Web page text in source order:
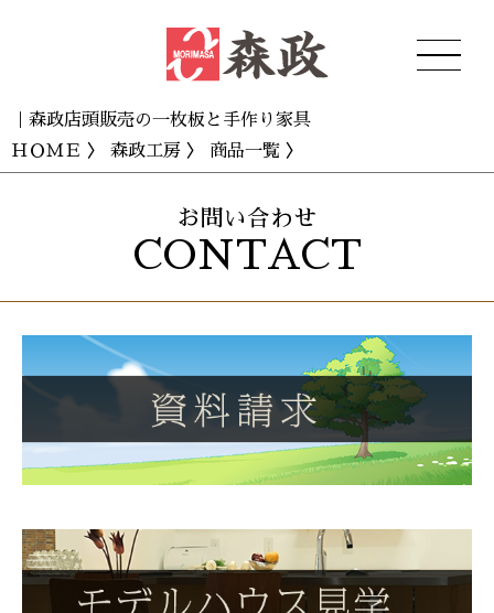
｜森政店頭販売の一枚板と手作り家具
ＨＯＭＥ 〉 森政工房 〉 商品一覧 〉
お問い合わせ
CONTACT